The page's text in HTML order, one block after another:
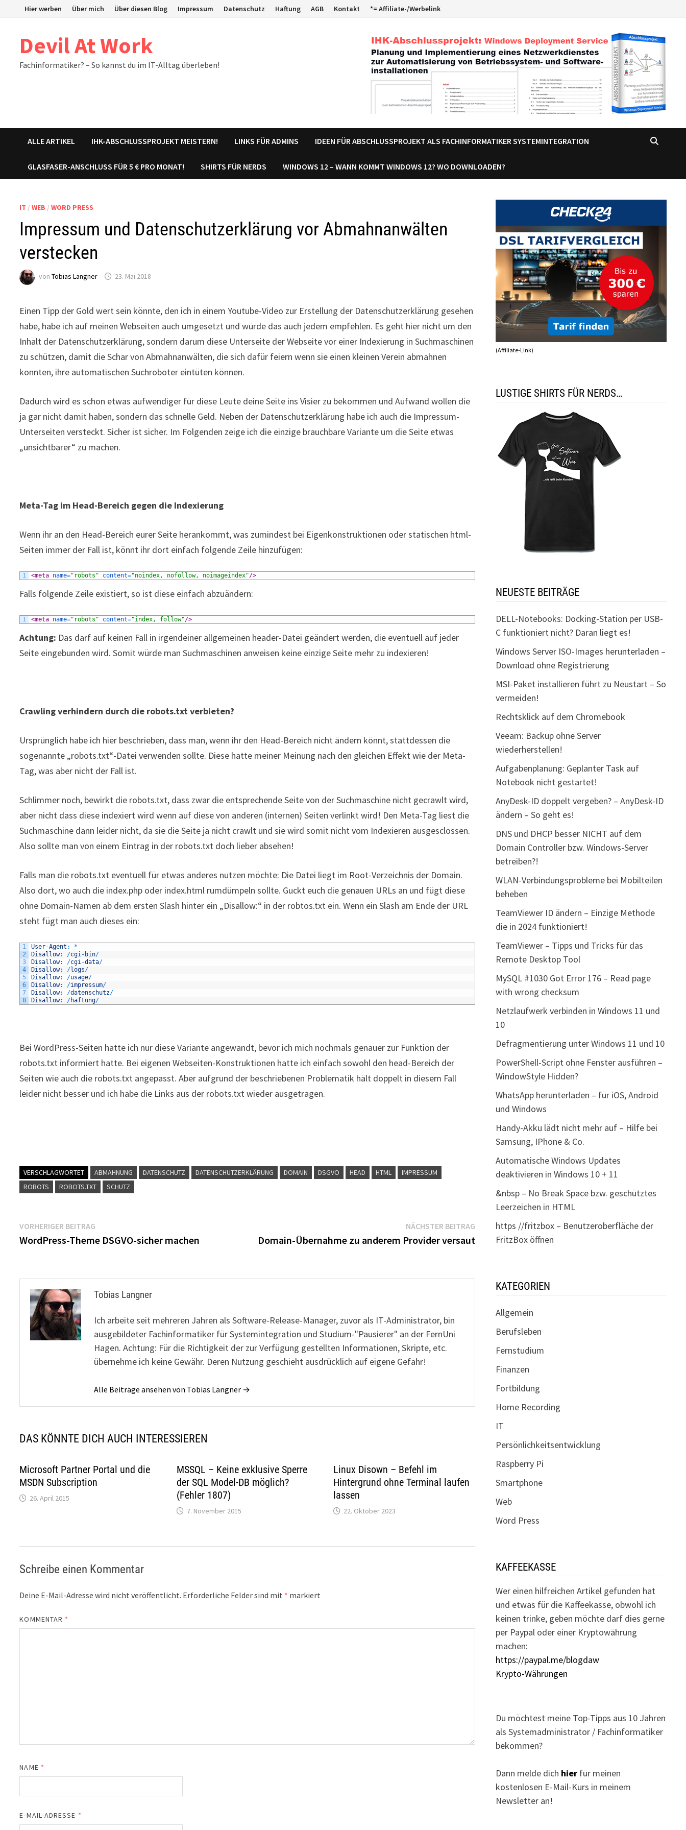
Hier werben Über mich Über diesen Blog Impressum Datenschutz Haftung AGB Kontakt *= Affiliate-/Werbelink
Devil At Work
Fachinformatiker? – So kannst du im IT-Alltag überleben!
ALLE ARTIKEL IHK-ABSCHLUSSPROJEKT MEISTERN! LINKS FÜR ADMINS IDEEN FÜR ABSCHLUSSPROJEKT ALS FACHINFORMATIKER SYSTEMINTEGRATION
GLASFASER-ANSCHLUSS FÜR 5 € PRO MONAT! SHIRTS FÜR NERDS WINDOWS 12 – WANN KOMMT WINDOWS 12? WO DOWNLOADEN?
IT /WEB /WORD PRESS
Impressum und Datenschutzerklärung vor Abmahnanwälten
verstecken
vonTobias Langner 23. Mai 2018
Einen Tipp der Gold wert sein könnte, den ich in einem Youtube-Video zur Erstellung der Datenschutzerklärung gesehen
habe, habe ich auf meinen Webseiten auch umgesetzt und würde das auch jedem empfehlen. Es geht hier nicht um den
Inhalt der Datenschutzerklärung, sondern darum diese Unterseite der Webseite vor einer Indexierung in Suchmaschinen
zu schützen, damit die Schar von Abmahnanwälten, die sich dafür feiern wenn sie einen kleinen Verein abmahnen
konnten, ihre automatischen Suchroboter eintüten können.
Dadurch wird es schon etwas aufwendiger für diese Leute deine Seite ins Visier zu bekommen und Aufwand wollen die
ja gar nicht damit haben, sondern das schnelle Geld. Neben der Datenschutzerklärung habe ich auch die Impressum-
Unterseiten versteckt. Sicher ist sicher. Im Folgenden zeige ich die einzige brauchbare Variante um die Seite etwas
„unsichtbarer“ zu machen.
Meta-Tag im Head-Bereich gegen die Indexierung
Wenn ihr an den Head-Bereich eurer Seite herankommt, was zumindest bei Eigenkonstruktionen oder statischen html-
Seiten immer der Fall ist, könnt ihr dort einfach folgende Zeile hinzufügen:
1 <meta name="robots" content="noindex, nofollow, noimageindex"/>
Falls folgende Zeile existiert, so ist diese einfach abzuändern:
1 <meta name="robots" content="index, follow"/>
Achtung: Das darf auf keinen Fall in irgendeiner allgemeinen header-Datei geändert werden, die eventuell auf jeder
Seite eingebunden wird. Somit würde man Suchmaschinen anweisen keine einzige Seite mehr zu indexieren!
Crawling verhindern durch die robots.txt verbieten?
Ursprünglich habe ich hier beschrieben, dass man, wenn ihr den Head-Bereich nicht ändern könnt, stattdessen die
sogenannte „robots.txt“-Datei verwenden sollte. Diese hatte meiner Meinung nach den gleichen Effekt wie der Meta-
Tag, was aber nicht der Fall ist.
Schlimmer noch, bewirkt die robots.txt, dass zwar die entsprechende Seite von der Suchmaschine nicht gecrawlt wird,
aber nicht dass diese indexiert wird wenn auf diese von anderen (internen) Seiten verlinkt wird! Den Meta-Tag liest die
Suchmaschine dann leider nicht, da sie die Seite ja nicht crawlt und sie wird somit nicht vom Indexieren ausgesclossen.
Also sollte man von einem Eintrag in der robots.txt doch lieber absehen!
Falls man die robots.txt eventuell für etwas anderes nutzen möchte: Die Datei liegt im Root-Verzeichnis der Domain.
Also dort, wo auch die index.php oder index.html rumdümpeln sollte. Guckt euch die genauen URLs an und fügt diese
ohne Domain-Namen ab dem ersten Slash hinter ein „Disallow:“ in der robtos.txt ein. Wenn ein Slash am Ende der URL
steht fügt man auch dieses ein:
1
2
3
4
5
6
7
8
User-Agent :
*
Disallow: /cgi- bin/
Disallow: /cgi-data/
Disallow: /logs/
Disallow: /usage/
Disallow: /impressum/
Disallow: /datenschutz/
Disallow: /haftung/
Bei WordPress-Seiten hatte ich nur diese Variante angewandt, bevor ich mich nochmals genauer zur Funktion der
robots.txt informiert hatte. Bei eigenen Webseiten-Konstruktionen hatte ich einfach sowohl den head-Bereich der
Seiten wie auch die robots.txt angepasst. Aber aufgrund der beschriebenen Problematik hält doppelt in diesem Fall
leider nicht besser und ich habe die Links aus der robots.txt wieder ausgetragen.
VERSCHLAGWORTET ABMAHNUNG DATENSCHUTZ DATENSCHUTZERKLÄRUNG DOMAIN DSGVO HEAD HTML
IMPRESSUM
ROBOTS
ROBOTS.TXT SCHUTZ
Beitragsnavigation
VORHERIGER BEITRAG
Beitrag:
WordPress-Theme DSGVO-sicher machen
NÄCHSTER BEITRAGNächster
Beitrag:
Domain-Übernahme zu anderem Provider versaut
Tobias Langner
Ich arbeite seit mehreren Jahren als Software-Release-Manager, zuvor als IT-Administrator, bin
ausgebildeter Fachinformatiker für Systemintegration und Studium-"Pausierer" an der FernUni
Hagen. Achtung: Für die Richtigkeit der zur Verfügung gestellten Informationen, Skripte, etc.
übernehme ich keine Gewähr. Deren Nutzung geschieht ausdrücklich auf eigene Gefahr!
Alle Beiträge ansehen von Tobias Langner →
DAS KÖNNTE DICH AUCH INTERESSIEREN
Microsoft Partner Portal und die
MSDN Subscription
26. April 2015
MSSQL – Keine exklusive Sperre
der SQL Model-DB möglich?
(Fehler 1807)
7. November 2015
Linux Disown – Befehl im
Hintergrund ohne Terminal laufen
lassen
22. Oktober 2023
Schreibe einen Kommentar
Deine E-Mail-Adresse wird nicht veröffentlicht. Erforderliche Felder sind mit * markiert
KOMMENTAR *
NAME *
E-MAIL-ADRESSE *
(Affiliate-Link)
LUSTIGE SHIRTS FÜR NERDS…
NEUESTE BEITRÄGE
DELL-Notebooks: Docking-Station per USB-
C funktioniert nicht? Daran liegt es!
Windows Server ISO-Images herunterladen –
Download ohne Registrierung
MSI-Paket installieren führt zu Neustart – So
vermeiden!
Rechtsklick auf dem Chromebook
Veeam: Backup ohne Server
wiederherstellen!
Aufgabenplanung: Geplanter Task auf
Notebook nicht gestartet!
AnyDesk-ID doppelt vergeben? – AnyDesk-ID
ändern – So geht es!
DNS und DHCP besser NICHT auf dem
Domain Controller bzw. Windows-Server
betreiben?!
WLAN-Verbindungsprobleme bei Mobilteilen
beheben
TeamViewer ID ändern – Einzige Methode
die in 2024 funktioniert!
TeamViewer – Tipps und Tricks für das
Remote Desktop Tool
MySQL #1030 Got Error 176 – Read page
with wrong checksum
Netzlaufwerk verbinden in Windows 11 und
10
Defragmentierung unter Windows 11 und 10
PowerShell-Script ohne Fenster ausführen –
WindowStyle Hidden?
WhatsApp herunterladen – für iOS, Android
und Windows
Handy-Akku lädt nicht mehr auf – Hilfe bei
Samsung, IPhone & Co.
Automatische Windows Updates
deaktivieren in Windows 10 + 11
&nbsp – No Break Space bzw. geschütztes
Leerzeichen in HTML
https //fritzbox – Benutzeroberfläche der
FritzBox öffnen
KATEGORIEN
Allgemein
Berufsleben
Fernstudium
Finanzen
Fortbildung
Home Recording
IT
Persönlichkeitsentwicklung
Raspberry Pi
Smartphone
Web
Word Press
KAFFEEKASSE
Wer einen hilfreichen Artikel gefunden hat
und etwas für die Kaffeekasse, obwohl ich
keinen trinke, geben möchte darf dies gerne
per Paypal oder einer Kryptowährung
machen:
https://paypal.me/blogdaw
Krypto-Währungen
Du möchtest meine Top-Tipps aus 10 Jahren
als Systemadministrator / Fachinformatiker
bekommen?
Dann melde dich hierfür meinen
kostenlosen E-Mail-Kurs in meinem
Newsletter an!